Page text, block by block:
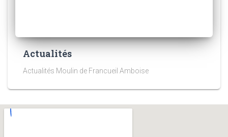
Actualités
Actualités Moulin de Francueil Amboise